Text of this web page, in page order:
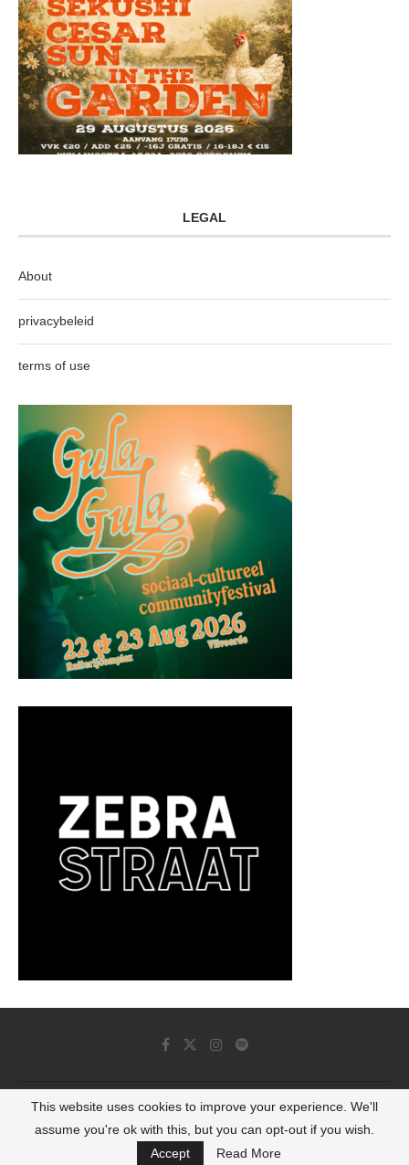
LEGAL
About
privacybeleid
terms of use
© 2022 - Luminous Dash All Rights Reserved
BACK TO TOP
This website uses cookies to improve your experience. We'll
assume you're ok with this, but you can opt-out if you wish.
Accept
Read More